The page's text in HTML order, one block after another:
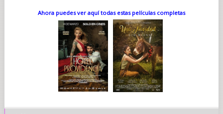
Ahora puedes ver aquí todas estas películas completas